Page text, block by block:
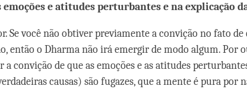
emoções e atitudes perturbantes e na explicação
Se você não obtiver previamente a convição no fato de
então o Dharma não irá emergir de modo algum.Por
a convição de que as emoções e as atitudes
causas) são fugazes, que a mente é pura por